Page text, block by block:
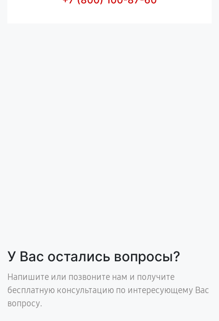
У Вас остались вопросы?
Напишите или позвоните нам и получите
бесплатную консультацию по интересующему Вас
вопросу.